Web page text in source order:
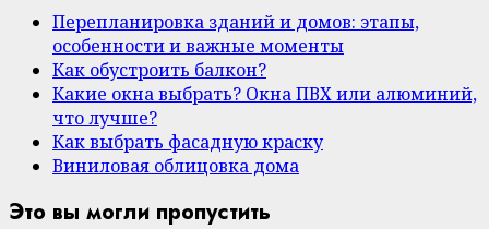
Перепланировка зданий и домов: этапы,
особенности и важные моменты
Как обустроить балкон?
Какие окна выбрать? Окна ПВХ или алюминий,
что лучше?
Как выбрать фасадную краску
Виниловая облицовка дома
Это вы могли пропустить